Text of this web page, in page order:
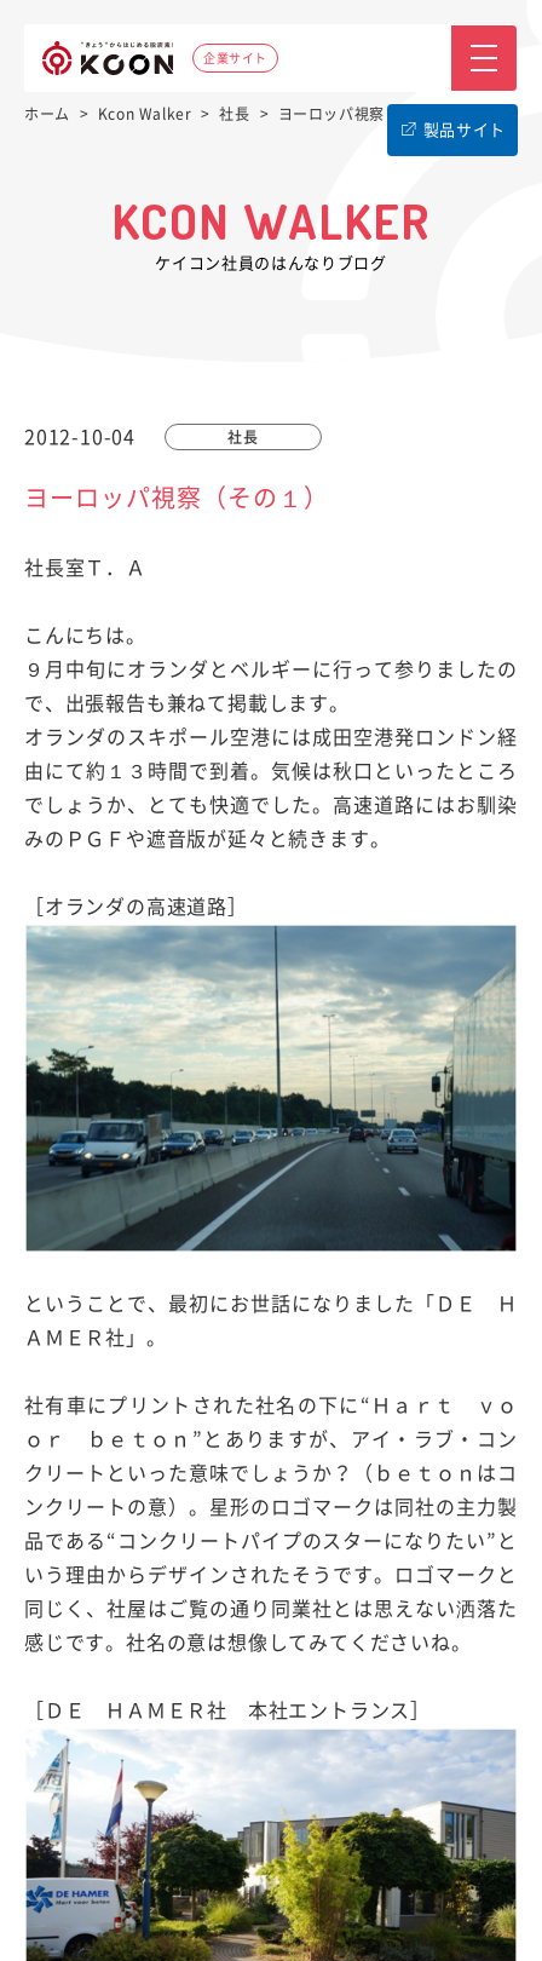
企業サイト
製品サイト
ホーム > Kcon Walker > 社長 > ヨーロッパ視察（その１）
KCON WALKER
ケイコン社員のはんなりブログ
2012-10-04 社長
ヨーロッパ視察（その１）
社長室Ｔ．Ａ
こんにちは。
９月中旬にオランダとベルギーに行って参りましたの
で、出張報告も兼ねて掲載します。
オランダのスキポール空港には成田空港発ロンドン経
由にて約１３時間で到着。気候は秋口といったところ
でしょうか、とても快適でした。高速道路にはお馴染
みのＰＧＦや遮音版が延々と続きます。
［オランダの高速道路］
ということで、最初にお世話になりました「ＤＥ Ｈ
ＡＭＥＲ社」。
社有車にプリントされた社名の下に“Ｈａｒｔ ｖｏ
ｏｒ ｂｅｔｏｎ”とありますが、アイ・ラブ・コン
クリートといった意味でしょうか？（ｂｅｔｏｎはコ
ンクリートの意）。星形のロゴマークは同社の主力製
品である“コンクリートパイプのスターになりたい”と
いう理由からデザインされたそうです。ロゴマークと
同じく、社屋はご覧の通り同業社とは思えない洒落た
感じです。社名の意は想像してみてくださいね。
［ＤＥ ＨＡＭＥＲ社 本社エントランス］